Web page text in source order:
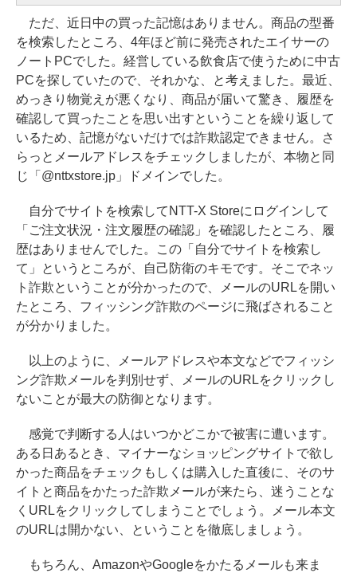
ただ、近日中の買った記憶はありません。商品の型番
を検索したところ、4年ほど前に発売されたエイサーの
ノートPCでした。経営している飲食店で使うために中古
PCを探していたので、それかな、と考えました。最近、
めっきり物覚えが悪くなり、商品が届いて驚き、履歴を
確認して買ったことを思い出すということを繰り返して
いるため、記憶がないだけでは詐欺認定できません。さ
らっとメールアドレスをチェックしましたが、本物と同
じ「@nttxstore.jp」ドメインでした。
自分でサイトを検索してNTT-X Storeにログインして
「ご注文状況・注文履歴の確認」を確認したところ、履
歴はありませんでした。この「自分でサイトを検索し
て」というところが、自己防衛のキモです。そこでネッ
ト詐欺ということが分かったので、メールのURLを開い
たところ、フィッシング詐欺のページに飛ばされること
が分かりました。
以上のように、メールアドレスや本文などでフィッシ
ング詐欺メールを判別せず、メールのURLをクリックし
ないことが最大の防御となります。
感覚で判断する人はいつかどこかで被害に遭います。
ある日あるとき、マイナーなショッピングサイトで欲し
かった商品をチェックもしくは購入した直後に、そのサ
イトと商品をかたった詐欺メールが来たら、迷うことな
くURLをクリックしてしまうことでしょう。メール本文
のURLは開かない、ということを徹底しましょう。
もちろん、AmazonやGoogleをかたるメールも来ま